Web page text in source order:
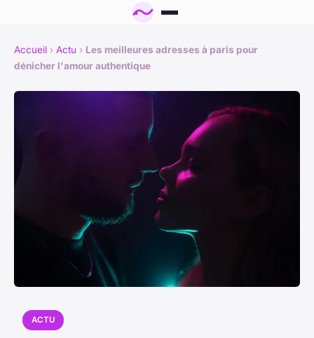
Accueil › Actu › Les meilleures adresses à paris pour
dénicher l'amour authentique
ACTU